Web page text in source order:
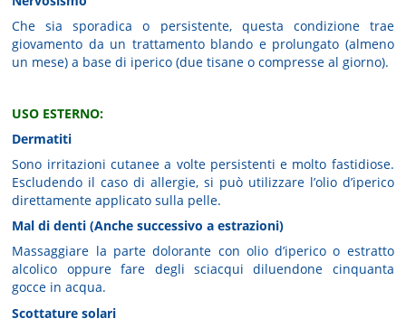
Che sia sporadica o persistente, questa condizione trae
giovamento da un trattamento blando e prolungato (almeno
un mese) a base di iperico (due tisane o compresse al giorno).
USO ESTERNO:
Dermatiti
Sono irritazioni cutanee a volte persistenti e molto fastidiose.
Escludendo il caso di allergie, si può utilizzare l’olio d’iperico
direttamente applicato sulla pelle.
Mal di denti (Anche successivo a estrazioni)
Massaggiare la parte dolorante con olio d’iperico o estratto
alcolico oppure fare degli sciacqui diluendone cinquanta
gocce in acqua.
Scottature solari